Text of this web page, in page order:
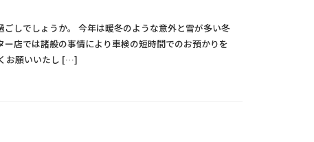
しでしょうか。 今年は暖冬のような意外と雪が多い冬
ー店では諸般の事情により車検の短時間でのお預かりを
お願いいたし […]